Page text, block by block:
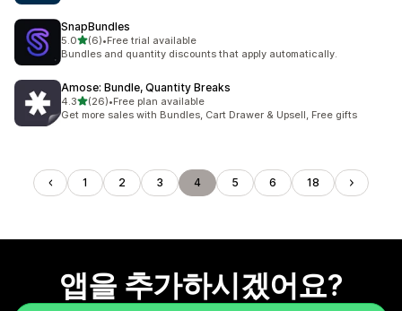
SnapBundles
5.0별 5개 중
(6)
총 리뷰 6개
•Free trial available
Bundles and quantity discounts that apply automatically.
Amose: Bundle, Quantity Breaks
4.3별 5개 중
(26)
총 리뷰 26개
•Free plan available
Get more sales with Bundles, Cart Drawer & Upsell, Free gifts
1 2 3 4 5 6 18
앱을 추가하시겠어요?